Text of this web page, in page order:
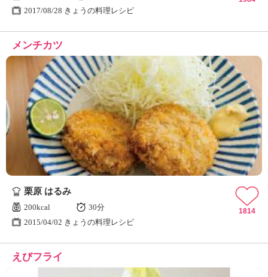
2017/08/28 きょうの料理レシピ
メンチカツ
栗原 はるみ
200kcal
30分
2015/04/02 きょうの料理レシピ
1814
えびフライ